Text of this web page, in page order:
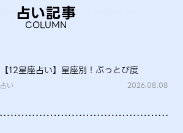
占い記事
COLUMN
【12星座占い】星座別！ぶっとび度
占い 2026.08.08